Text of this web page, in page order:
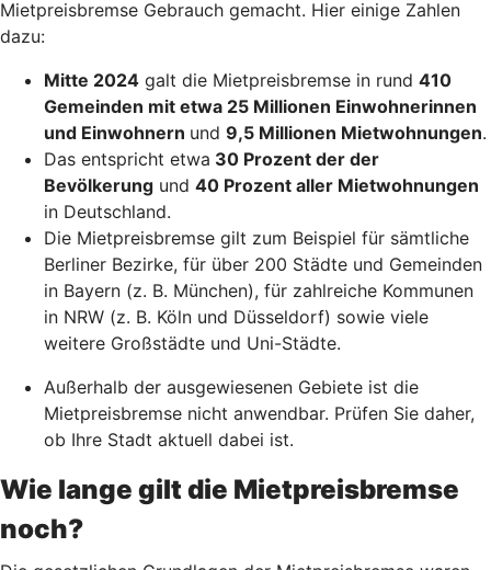
Mietpreisbremse Gebrauch gemacht. Hier einige Zahlen
dazu:
Mitte 2024 galt die Mietpreisbremse in rund 410
Gemeinden mit etwa 25 Millionen Einwohnerinnen
und Einwohnern und 9,5 Millionen Mietwohnungen.
Das entspricht etwa 30 Prozent der der
Bevölkerung und 40 Prozent aller Mietwohnungen
in Deutschland.
Die Mietpreisbremse gilt zum Beispiel für sämtliche
Berliner Bezirke, für über 200 Städte und Gemeinden
in Bayern (z. B. München), für zahlreiche Kommunen
in NRW (z. B. Köln und Düsseldorf) sowie viele
weitere Großstädte und Uni-Städte.
Außerhalb der ausgewiesenen Gebiete ist die
Mietpreisbremse nicht anwendbar. Prüfen Sie daher,
ob Ihre Stadt aktuell dabei ist.
Wie lange gilt die Mietpreisbremse
noch?